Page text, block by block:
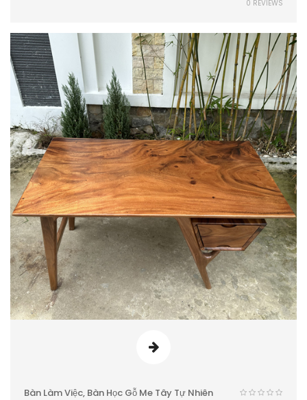
0 REVIEWS
Bàn Làm Việc, Bàn Học Gỗ Me Tây Tự Nhiên